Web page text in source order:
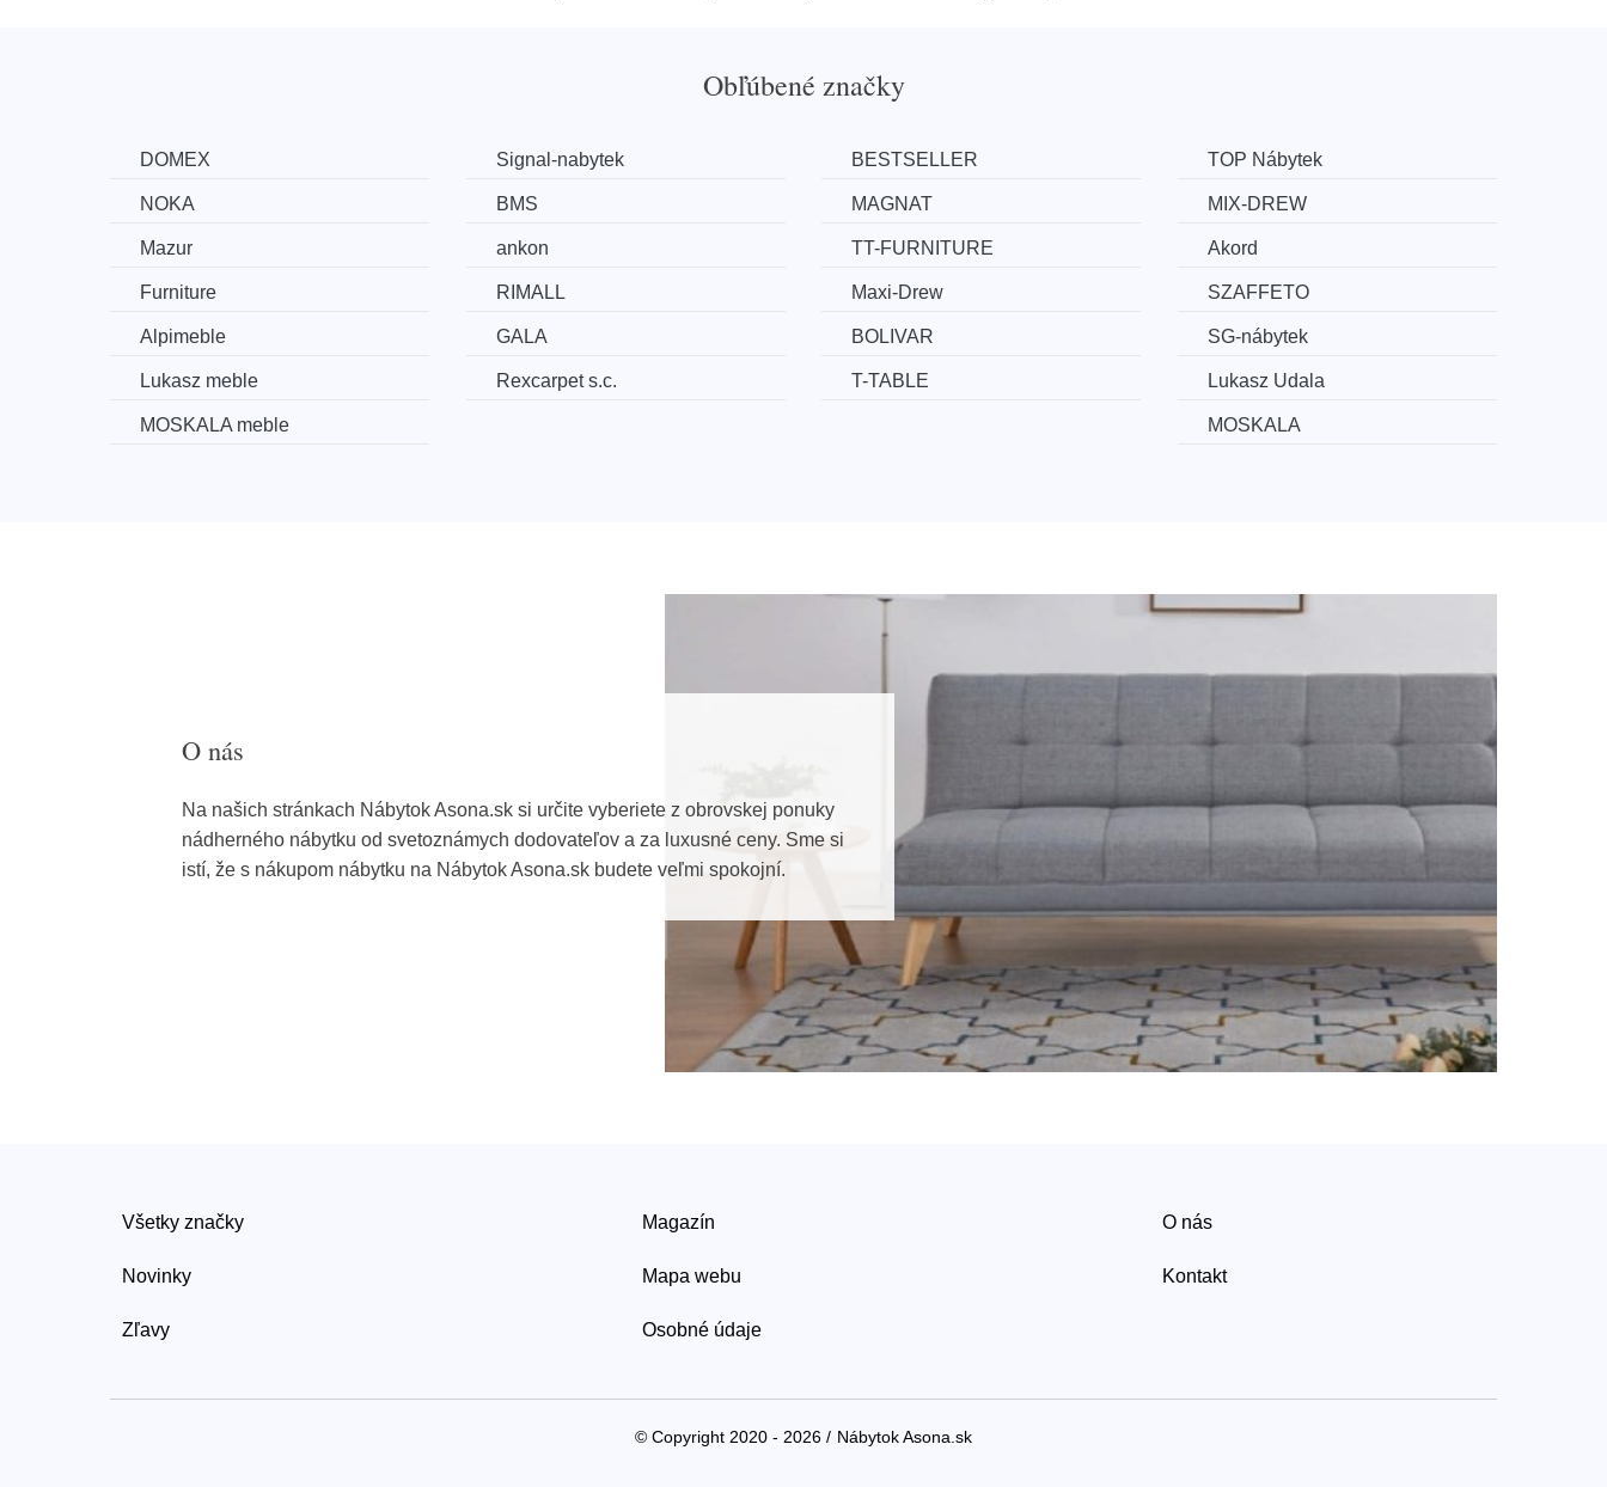
Obľúbené značky
DOMEX Signal-nabytek BESTSELLER TOP Nábytek
NOKA BMS MAGNAT MIX-DREW
Mazur ankon TT-FURNITURE Akord
Furniture RIMALL Maxi-Drew SZAFFETO
Alpimeble GALA BOLIVAR SG-nábytek
Lukasz meble Rexcarpet s.c. T-TABLE Lukasz Udala
MOSKALA meble MOSKALA
O nás
Na našich stránkach Nábytok Asona.sk si určite vyberiete z obrovskej ponuky
nádherného nábytku od svetoznámych dodovateľov a za luxusné ceny. Sme si
istí, že s nákupom nábytku na Nábytok Asona.sk budete veľmi spokojní.
Všetky značky
Novinky
Zľavy
Magazín
Mapa webu
Osobné údaje
O nás
Kontakt
© Copyright 2020 - 2026 / Nábytok Asona.sk